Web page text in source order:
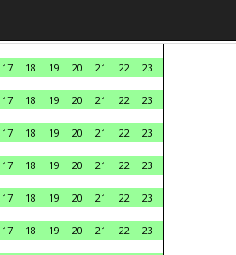
17 18 19 20 21 22
23
17 18 19 20 21 22
23
17 18 19 20 21 22
23
17 18 19 20 21 22
23
17 18 19 20 21 22
23
17 18 19 20 21 22
23